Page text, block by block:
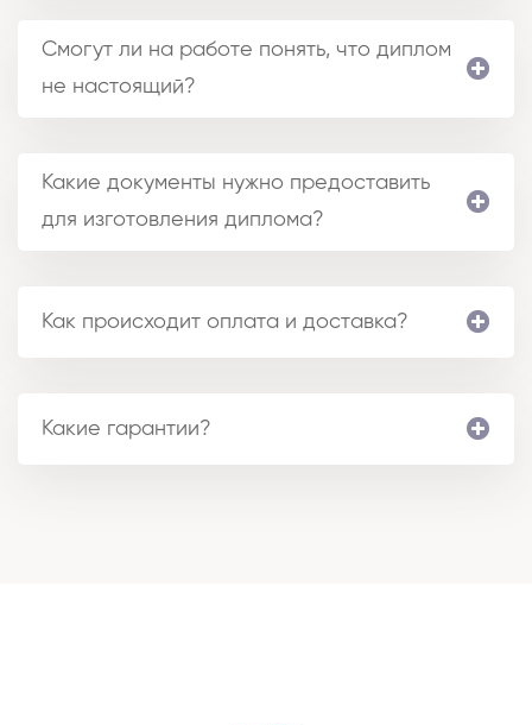
Смогут ли на работе понять, что диплом
не настоящий?
Какие документы нужно предоставить
для изготовления диплома?
Как происходит оплата и доставка?
Какие гарантии?